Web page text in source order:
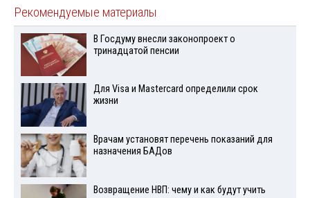
Рекомендуемые материалы
В Госдуму внесли законопроект о
тринадцатой пенсии
Для Visа и Mastercard определили срок
жизни
Врачам установят перечень показаний для
назначения БАДов
Возвращение НВП: чему и как будут учить